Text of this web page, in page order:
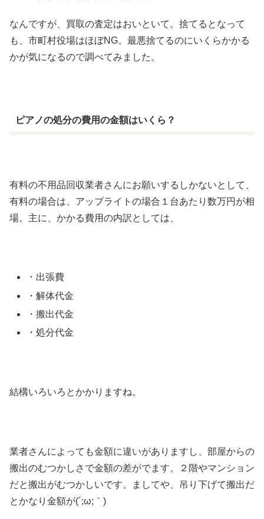
なんですが、買取の査定はおいといて。捨てるとなって
も、市町村役場はほぼNG。最悪捨てるのにいくらかかる
かが気になるので調べてみました。
ピアノの処分の費用の金額はいくら？
有料の不用品回収業者さんにお願いするしかないとして、
有料の場合は、アップライトの場合１台あたり数万円が相
場。主に、かかる費用の内訳としては、
・出張費
・解体代金
・搬出代金
・処分代金
結構いろいろとかかりますね。
業者さんによっても金額に違いがありますし、部屋からの
搬出のむつかしさで金額の差がでます。２階やマンション
だと搬出がむつかしいです。ましてや、吊り下げて搬出だ
とかなり金額が(´;ω;｀)